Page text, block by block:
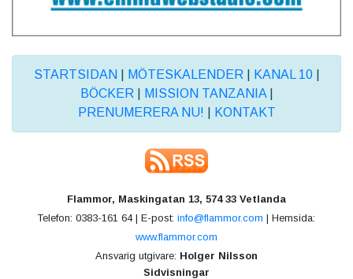
STARTSIDAN MÖTESKALENDER KANAL 10|
BÖCKER
MISSION TANZANIA|
PRENUMERERA NU!
KONTAKT
Flammor, Maskingatan 13, 574 33 Vetlanda
Telefon: 0383-161 64 | E-post: info@flammor.com | Hemsida:
www.flammor.com
Ansvarig utgivare: Holger Nilsson
Sidvisningar